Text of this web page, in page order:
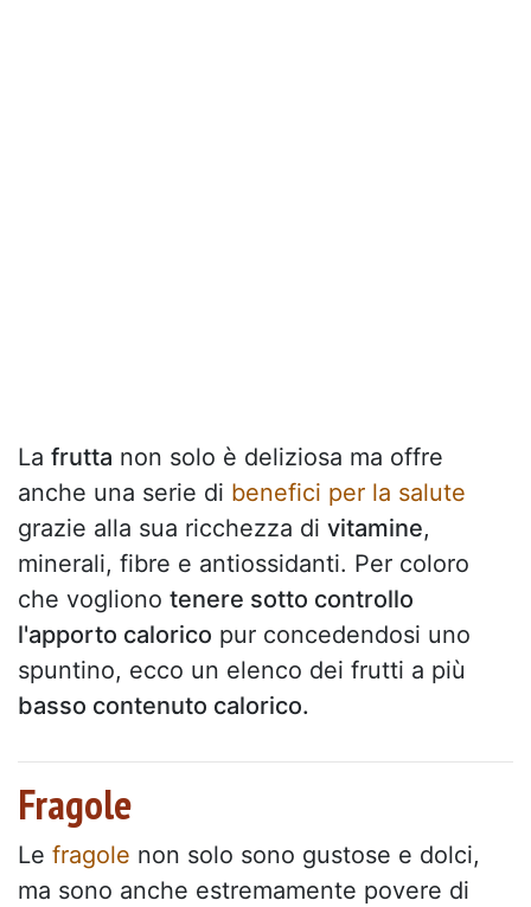
La frutta non solo è deliziosa ma offre
anche una serie di benefici per la salute
grazie alla sua ricchezza di vitamine,
minerali, fibre e antiossidanti. Per coloro
che vogliono tenere sotto controllo
l'apporto calorico pur concedendosi uno
spuntino, ecco un elenco dei frutti a più
basso contenuto calorico.
Fragole
Le fragole non solo sono gustose e dolci,
ma sono anche estremamente povere di